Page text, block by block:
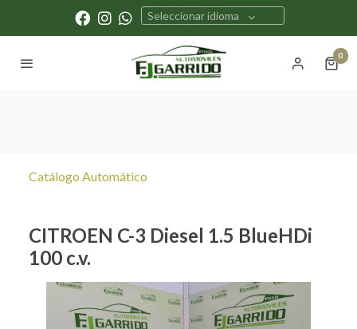
Seleccionar idioma
0
Catálogo Automático
CITROEN C-3 Diesel 1.5 BlueHDi
100 c.v.